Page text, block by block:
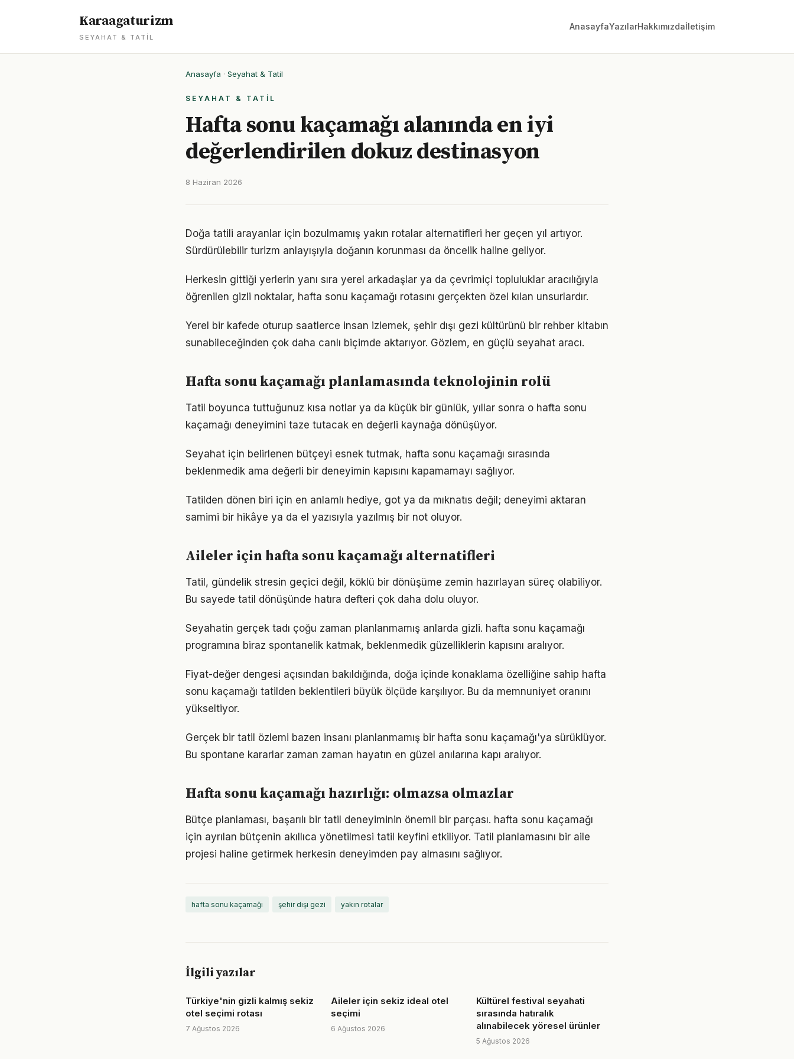
Karaagaturizm
SEYAHAT & TATIL
AnasayfaYazılarHakkımızdaİletişim
Anasayfa · Seyahat & Tatil
SEYAHAT & TATIL
Hafta sonu kaçamağı alanında en iyi
değerlendirilen dokuz destinasyon
8 Haziran 2026
Doğa tatili arayanlar için bozulmamış yakın rotalar alternatifleri her geçen yıl artıyor.
Sürdürülebilir turizm anlayışıyla doğanın korunması da öncelik haline geliyor.
Herkesin gittiği yerlerin yanı sıra yerel arkadaşlar ya da çevrimiçi topluluklar aracılığıyla
öğrenilen gizli noktalar, hafta sonu kaçamağı rotasını gerçekten özel kılan unsurlardır.
Yerel bir kafede oturup saatlerce insan izlemek, şehir dışı gezi kültürünü bir rehber kitabın
sunabileceğinden çok daha canlı biçimde aktarıyor. Gözlem, en güçlü seyahat aracı.
Hafta sonu kaçamağı planlamasında teknolojinin rolü
Tatil boyunca tuttuğunuz kısa notlar ya da küçük bir günlük, yıllar sonra o hafta sonu
kaçamağı deneyimini taze tutacak en değerli kaynağa dönüşüyor.
Seyahat için belirlenen bütçeyi esnek tutmak, hafta sonu kaçamağı sırasında
beklenmedik ama değerli bir deneyimin kapısını kapamamayı sağlıyor.
Tatilden dönen biri için en anlamlı hediye, got ya da mıknatıs değil; deneyimi aktaran
samimi bir hikâye ya da el yazısıyla yazılmış bir not oluyor.
Aileler için hafta sonu kaçamağı alternatifleri
Tatil, gündelik stresin geçici değil, köklü bir dönüşüme zemin hazırlayan süreç olabiliyor.
Bu sayede tatil dönüşünde hatıra defteri çok daha dolu oluyor.
Seyahatin gerçek tadı çoğu zaman planlanmamış anlarda gizli. hafta sonu kaçamağı
programına biraz spontanelik katmak, beklenmedik güzelliklerin kapısını aralıyor.
Fiyat-değer dengesi açısından bakıldığında, doğa içinde konaklama özelliğine sahip hafta
sonu kaçamağı tatilden beklentileri büyük ölçüde karşılıyor. Bu da memnuniyet oranını
yükseltiyor.
Gerçek bir tatil özlemi bazen insanı planlanmamış bir hafta sonu kaçamağı'ya sürüklüyor.
Bu spontane kararlar zaman zaman hayatın en güzel anılarına kapı aralıyor.
Hafta sonu kaçamağı hazırlığı: olmazsa olmazlar
Bütçe planlaması, başarılı bir tatil deneyiminin önemli bir parçası. hafta sonu kaçamağı
için ayrılan bütçenin akıllıca yönetilmesi tatil keyfini etkiliyor. Tatil planlamasını bir aile
projesi haline getirmek herkesin deneyimden pay almasını sağlıyor.
hafta sonu kaçamağı şehir dışı gezi yakın rotalar
İlgili yazılar
Türkiye'nin gizli kalmış sekiz
otel seçimi rotası
7 Ağustos 2026
Aileler için sekiz ideal otel
seçimi
6 Ağustos 2026
Kültürel festival seyahati
sırasında hatıralık
alınabilecek yöresel ürünler
5 Ağustos 2026